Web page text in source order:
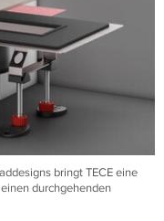
bringt TECE eine
durchgehenden